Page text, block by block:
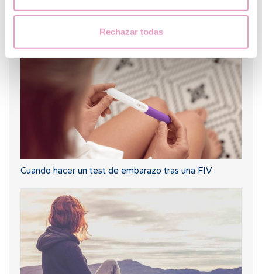
Rechazar todas
Tengo una baja reserva ovárica, ¿alguien me lo puede
Cuando hacer un test de embarazo tras una FIV